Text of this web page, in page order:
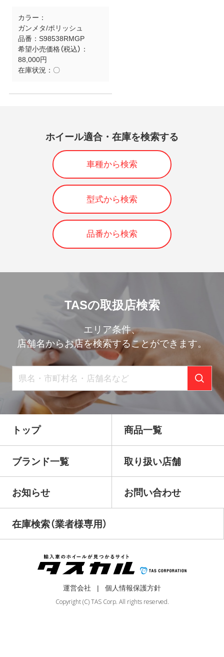
カラー：
ガンメタ/ポリッシュ
品番： S98538RMGP
希望小売価格（税込）：
88,000円
在庫状況： 〇
ホイール適合・在庫を検索する
車種から検索
型式から検索
品番から検索
TASの取扱店検索
エリア条件、
店舗名からお店を検索することができます。
トップ 商品一覧
ブランド一覧 取り扱い店舗
お知らせ お問い合わせ
在庫検索（業者様専用）
運営会社
個人情報保護方針
Copyright (C) TAS Corp. All rights reserved.